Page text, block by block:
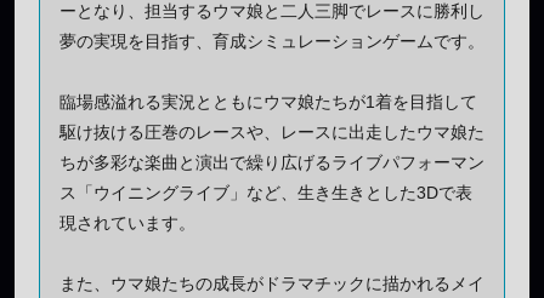
ーとなり、担当するウマ娘と二人三脚でレースに勝利し
夢の実現を目指す、育成シミュレーションゲームです。
臨場感溢れる実況とともにウマ娘たちが1着を目指して
駆け抜ける圧巻のレースや、レースに出走したウマ娘た
ちが多彩な楽曲と演出で繰り広げるライブパフォーマン
ス「ウイニングライブ」など、生き生きとした3Dで表
現されています。
また、ウマ娘たちの成長がドラマチックに描かれるメイ